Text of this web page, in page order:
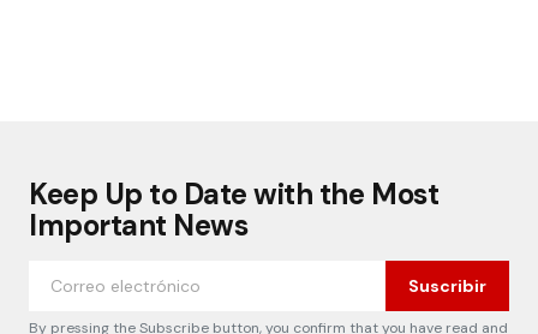
Keep Up to Date with the Most
Important News
Suscribir
By pressing the Subscribe button, you confirm that you have read and